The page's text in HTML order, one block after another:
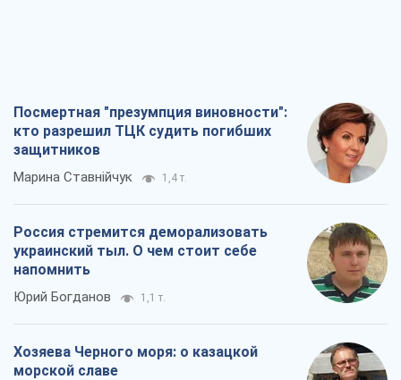
Посмертная "презумпция виновности":
кто разрешил ТЦК судить погибших
защитников
Марина Ставнійчук 1,4 т.
Россия стремится деморализовать
украинский тыл. О чем стоит себе
напомнить
Юрий Богданов 1,1 т.
Хозяева Черного моря: о казацкой
морской славе